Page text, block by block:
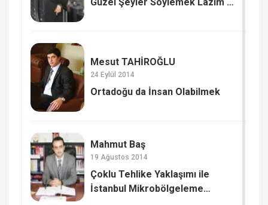
Mesut TAHİROĞLU
24 Eylül 2014
Ortadoğu da İnsan Olabilmek
Mahmut Baş
19 Ağustos 2014
Çoklu Tehlike Yaklaşımı ile
İstanbul Mikrobölgeleme